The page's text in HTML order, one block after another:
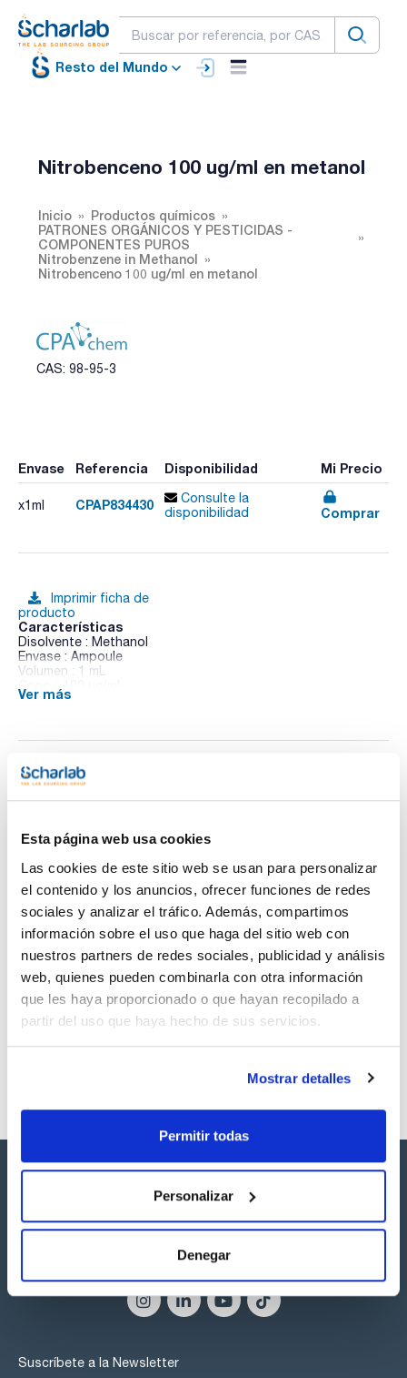
Esta página web usa cookies
Las cookies de este sitio web se usan para personalizar
el contenido y los anuncios, ofrecer funciones de redes
sociales y analizar el tráfico. Además, compartimos
información sobre el uso que haga del sitio web con
nuestros partners de redes sociales, publicidad y análisis
web, quienes pueden combinarla con otra información
que les haya proporcionado o que hayan recopilado a
partir del uso que haya hecho de sus servicios.
Mostrar detalles
Permitir todas
Personalizar
Denegar
Resto del Mundo
Nitrobenceno 100 ug/ml en metanol
Inicio
Productos químicos
PATRONES ORGÁNICOS Y PESTICIDAS -
COMPONENTES PUROS
Nitrobenzene in Methanol
Nitrobenceno 100 ug/ml en metanol
CAS: 98-95-3
Envase Referencia Disponibilidad Mi Precio
x1ml CPAP834430
Consulte la
disponibilidad
Comprar
Imprimir ficha de
producto
Características
Disolvente : Methanol
Envase : Ampoule
Volumen : 1 mL
CAS : [98-95-3]
Ver más
Documentación técnica
Regístrate para
descargas
descargas
SDS/ Hoja de seguridad
Regístrate para
descargas
Los productos marcados con esta imagen son
listos para una entrega inmediata.
Síguenos:
Suscríbete a la Newsletter